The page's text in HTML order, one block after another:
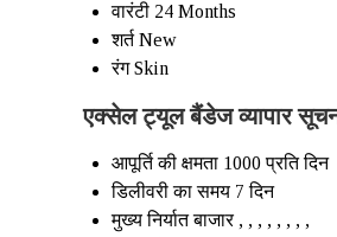
वारंटी 24 Months
शर्त New
रंग Skin
एक्सेल ट्यूल बैंडेज व्यापार
आपूर्ति की क्षमता 1000 प्रति दिन
डिलीवरी का समय 7 दिन
मुख्य निर्यात बाजार , , , , , , , ,